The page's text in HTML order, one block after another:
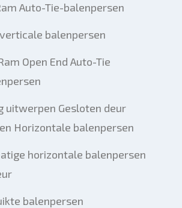
Auto-Tie-balenpersen
balenpersen
Open End Auto-Tie
uitwerpen Gesloten deur
Horizontale balenpersen
horizontale balenpersen
balenpersen